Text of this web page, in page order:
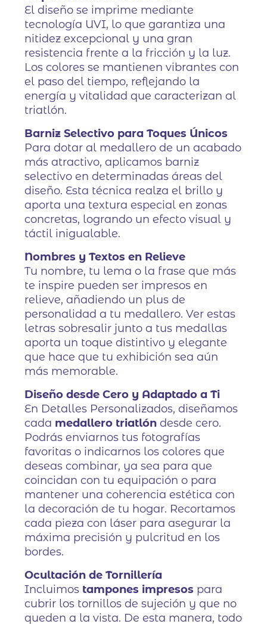
El diseño se imprime mediante
tecnología UVI, lo que garantiza una
nitidez excepcional y una gran
resistencia frente a la fricción y la luz.
Los colores se mantienen vibrantes con
el paso del tiempo, reflejando la
energía y vitalidad que caracterizan al
triatlón.
Barniz Selectivo para Toques Únicos
Para dotar al medallero de un acabado
más atractivo, aplicamos barniz
selectivo en determinadas áreas del
diseño. Esta técnica realza el brillo y
aporta una textura especial en zonas
concretas, logrando un efecto visual y
táctil inigualable.
Nombres y Textos en Relieve
Tu nombre, tu lema o la frase que más
te inspire pueden ser impresos en
relieve, añadiendo un plus de
personalidad a tu medallero. Ver estas
letras sobresalir junto a tus medallas
aporta un toque distintivo y elegante
que hace que tu exhibición sea aún
más memorable.
Diseño desde Cero y Adaptado a Ti
En Detalles Personalizados, diseñamos
cada medallero triatlón desde cero.
Podrás enviarnos tus fotografías
favoritas o indicarnos los colores que
deseas combinar, ya sea para que
coincidan con tu equipación o para
mantener una coherencia estética con
la decoración de tu hogar. Recortamos
cada pieza con láser para asegurar la
máxima precisión y pulcritud en los
bordes.
Ocultación de Tornillería
Incluimos tampones impresos para
cubrir los tornillos de sujeción y que no
queden a la vista. De esta manera, todo